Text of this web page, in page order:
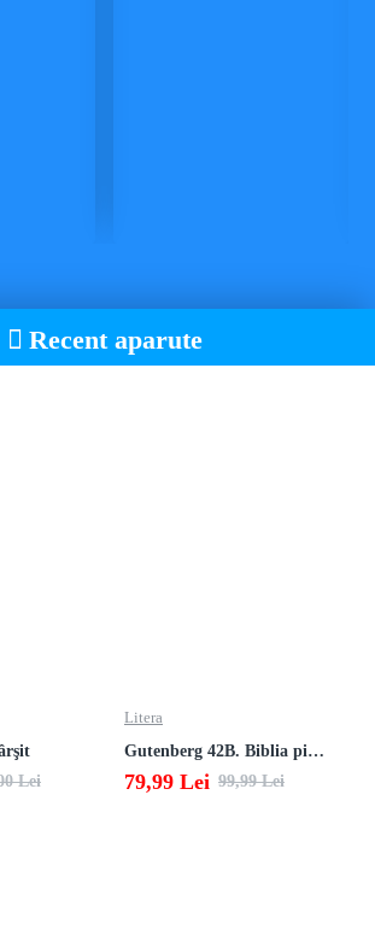
Recent aparute
Lei
Litera
Gutenberg 42B. Biblia pierduta
79,99 Lei 99,99 Lei